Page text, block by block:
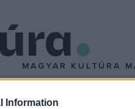
Information
MAGYAR KULTÚRA